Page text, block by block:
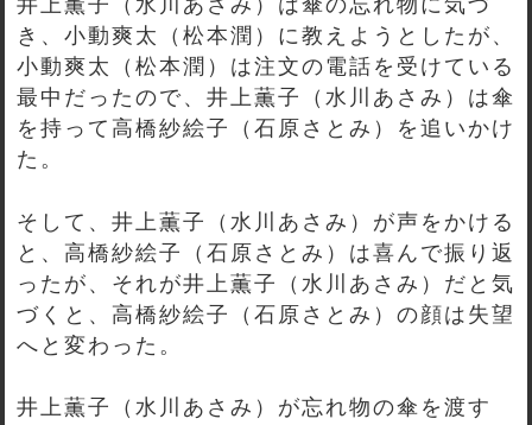
井上薫子（水川あさみ）は傘の忘れ物に気づ
き、小動爽太（松本潤）に教えようとしたが、
小動爽太（松本潤）は注文の電話を受けている
最中だったので、井上薫子（水川あさみ）は傘
を持って高橋紗絵子（石原さとみ）を追いかけ
た。
そして、井上薫子（水川あさみ）が声をかける
と、高橋紗絵子（石原さとみ）は喜んで振り返
ったが、それが井上薫子（水川あさみ）だと気
づくと、高橋紗絵子（石原さとみ）の顔は失望
へと変わった。
井上薫子（水川あさみ）が忘れ物の傘を渡す